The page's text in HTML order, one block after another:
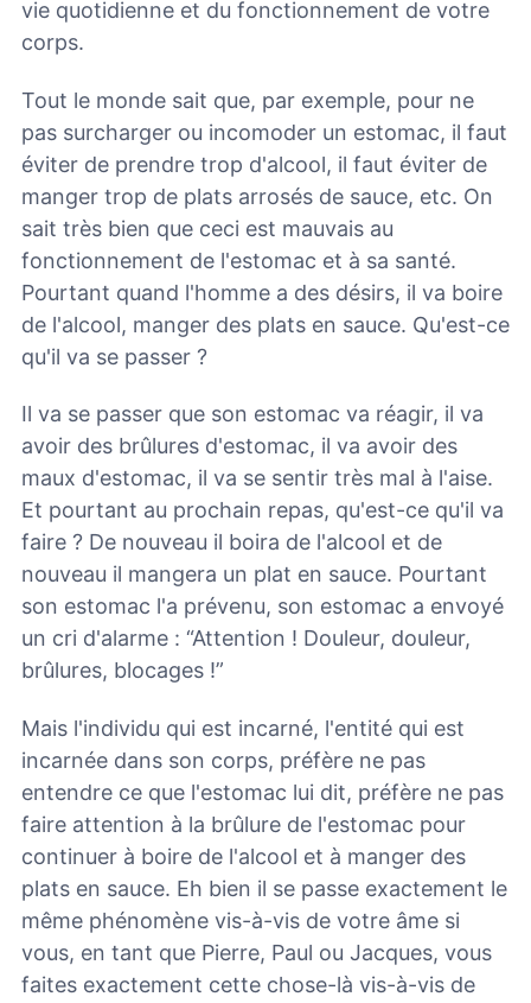
vie quotidienne et du fonctionnement de votre
corps.
Tout le monde sait que, par exemple, pour ne
pas surcharger ou incomoder un estomac, il faut
éviter de prendre trop d'alcool, il faut éviter de
manger trop de plats arrosés de sauce, etc. On
sait très bien que ceci est mauvais au
fonctionnement de l'estomac et à sa santé.
Pourtant quand l'homme a des désirs, il va boire
de l'alcool, manger des plats en sauce. Qu'est-ce
qu'il va se passer ?
Il va se passer que son estomac va réagir, il va
avoir des brûlures d'estomac, il va avoir des
maux d'estomac, il va se sentir très mal à l'aise.
Et pourtant au prochain repas, qu'est-ce qu'il va
faire ? De nouveau il boira de l'alcool et de
nouveau il mangera un plat en sauce. Pourtant
son estomac l'a prévenu, son estomac a envoyé
un cri d'alarme : “Attention ! Douleur, douleur,
brûlures, blocages !”
Mais l'individu qui est incarné, l'entité qui est
incarnée dans son corps, préfère ne pas
entendre ce que l'estomac lui dit, préfère ne pas
faire attention à la brûlure de l'estomac pour
continuer à boire de l'alcool et à manger des
plats en sauce. Eh bien il se passe exactement le
même phénomène vis-à-vis de votre âme si
vous, en tant que Pierre, Paul ou Jacques, vous
faites exactement cette chose-là vis-à-vis de